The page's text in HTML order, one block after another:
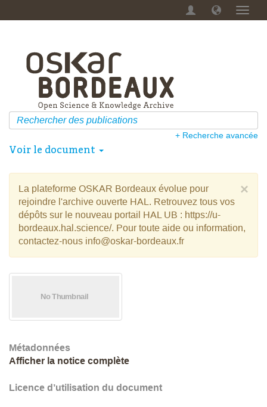
Menu
+ Recherche avancée
Voir le document
×
La plateforme OSKAR Bordeaux évolue pour
rejoindre l'archive ouverte HAL. Retrouvez tous vos
dépôts sur le nouveau portail HAL UB : https://u-
bordeaux.hal.science/. Pour toute aide ou information,
contactez-nous info@oskar-bordeaux.fr
Métadonnées
Afficher la notice complète
Licence d’utilisation du document